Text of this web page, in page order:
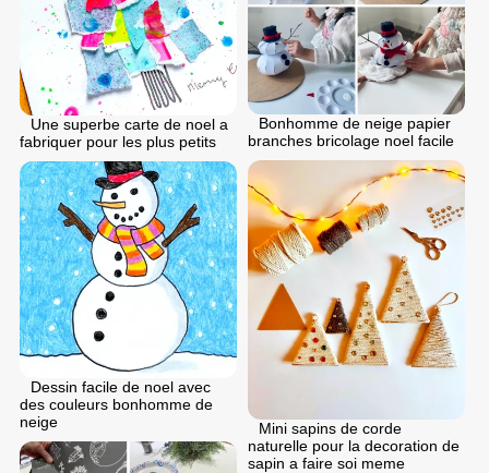
Bonhomme de neige papier
branches bricolage noel facile
Une superbe carte de noel a
fabriquer pour les plus petits
Mini sapins de corde
naturelle pour la decoration de
sapin a faire soi meme
Dessin facile de noel avec
des couleurs bonhomme de
neige